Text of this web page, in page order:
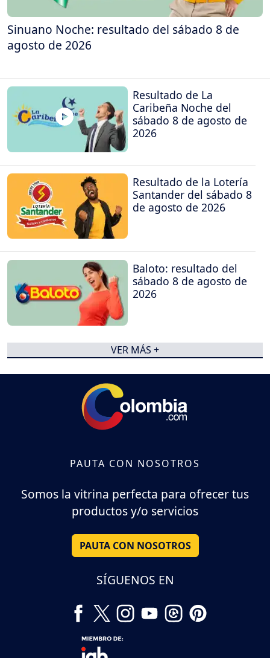
Sinuano Noche: resultado del sábado 8 de
agosto de 2026
Resultado de La
Caribeña Noche del
sábado 8 de agosto de
2026
Resultado de la Lotería
Santander del sábado 8
de agosto de 2026
Baloto: resultado del
sábado 8 de agosto de
2026
VER MÁS +
PAUTA CON NOSOTROS
Somos la vitrina perfecta para ofrecer tus
productos y/o servicios
PAUTA CON NOSOTROS
SÍGUENOS EN